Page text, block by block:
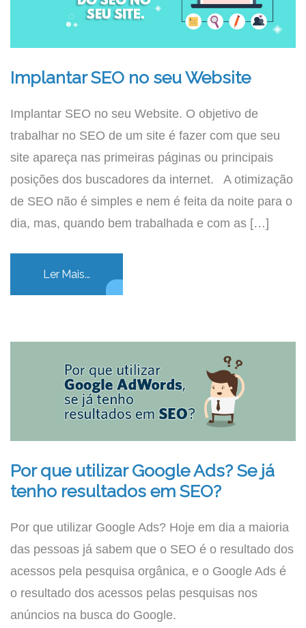
Implantar SEO no seu Website
Implantar SEO no seu Website. O objetivo de
trabalhar no SEO de um site é fazer com que seu
site apareça nas primeiras páginas ou principais
posições dos buscadores da internet. A otimização
de SEO não é simples e nem é feita da noite para o
dia, mas, quando bem trabalhada e com as […]
Ler Mais...
Por que utilizar Google Ads? Se já
tenho resultados em SEO?
Por que utilizar Google Ads? Hoje em dia a maioria
das pessoas já sabem que o SEO é o resultado dos
acessos pela pesquisa orgânica, e o Google Ads é
o resultado dos acessos pelas pesquisas nos
anúncios na busca do Google.